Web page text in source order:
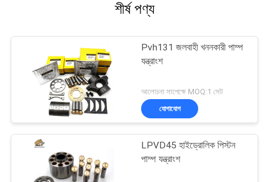
শীর্ষ পণ্য
Pvh131 জলবাহী খননকারী পাম্প
যন্ত্রাংশ
আলোচনা সাপেক্ষে MOQ:1 সেট
যোগাযোগ
LPVD45 হাইড্রোলিক পিস্টন
পাম্প যন্ত্রাংশ